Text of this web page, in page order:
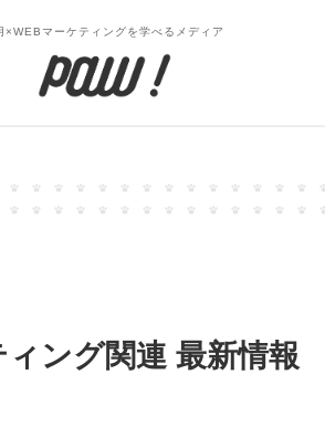
×WEBマーケティングを学べるメディア
ィング関連 最新情報